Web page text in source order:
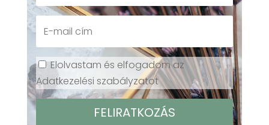
Elolvastam és elfogadom az
Adatkezelési szabályzatot